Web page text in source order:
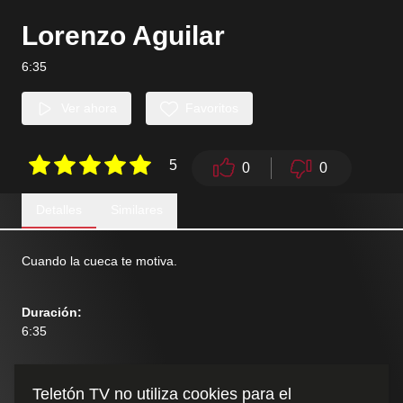
Lorenzo Aguilar
6:35
5 0 0
Cuando la cueca te motiva.
Duración:
6:35
Teletón TV no utiliza cookies para el